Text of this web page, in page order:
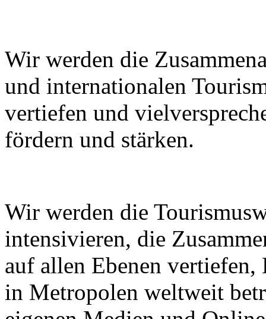
Wir werden die
und internationalen
vertiefen und
fördern und stärken.
Wir werden die
intensivieren, die
auf allen Ebenen
in Metropolen weltweit